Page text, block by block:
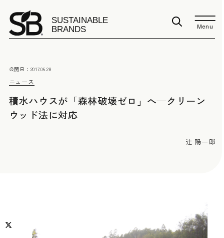
Menu
ニュース
公開日： 2017.06.28
積水ハウスが「森林破壊ゼロ」へ—クリーン
ウッド法に対応
辻 陽一郎